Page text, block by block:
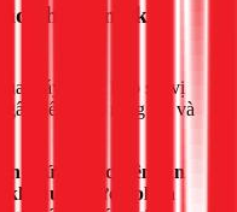
cho đúng kỹ
máy bơm. Lắp sai vị
gây tiếng ồn, rung lắc và
chứa nước trên sân
khi nước được phân